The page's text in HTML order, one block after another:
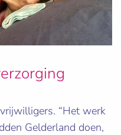
“Het werk
Gelderland doen,